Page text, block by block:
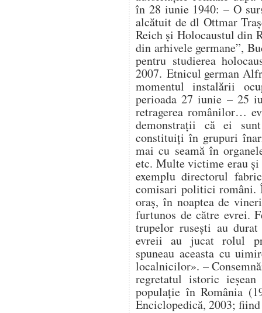
în 28 iunie 1940: – O
alcătuit de dl Ottmar
Reich și Holocaustul din
din arhivele germane”,
pentru studierea
2007. Etnicul german
momentul instalării
perioada 27 iunie – 25
retragerea românilor…
demonstrații că ei
constituiți în grupuri
mai cu seamă în
etc. Multe victime erau
exemplu directorul
comisari politici români.
oraș, în noaptea de
furtunos de către evrei.
trupelor rusești au
evreii au jucat rolul
spuneau aceasta cu
localnicilor». –
regretatul istoric
populație în România
Enciclopedică, 2003;